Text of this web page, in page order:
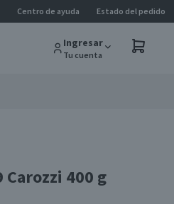
Centro de ayuda Estado del pedido
Ingresar
Tu cuenta
Carozzi 400 g